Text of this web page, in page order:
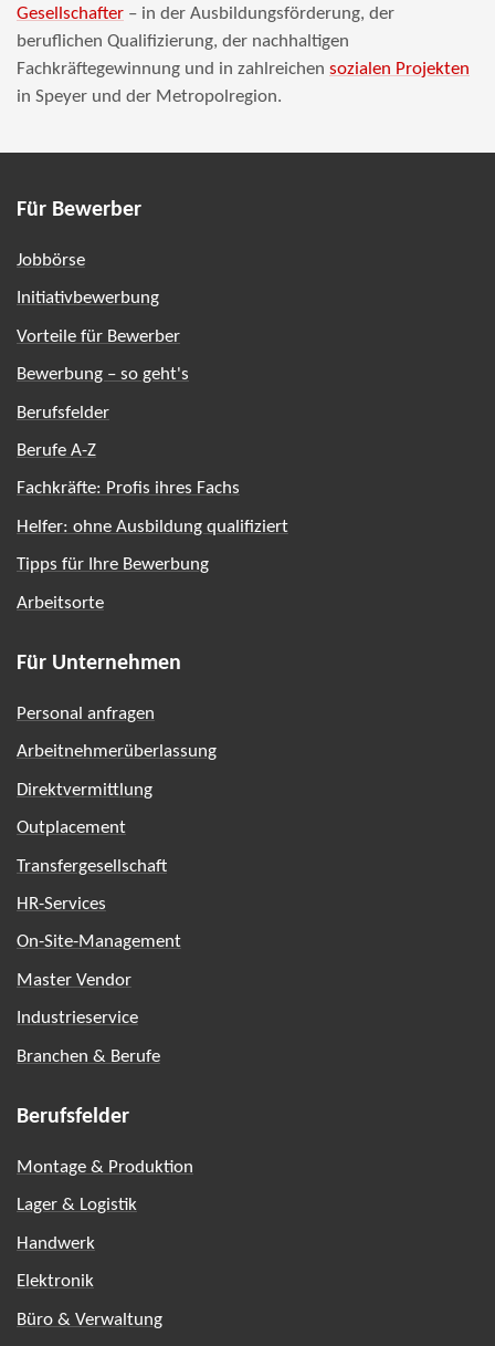
Gesellschafter – in der Ausbildungsförderung, der
beruflichen Qualifizierung, der nachhaltigen
Fachkräftegewinnung und in zahlreichen sozialen Projekten
in Speyer und der Metropolregion.
Für Bewerber
Jobbörse
Initiativbewerbung
Vorteile für Bewerber
Bewerbung – so geht's
Berufsfelder
Berufe A-Z
Fachkräfte: Profis ihres Fachs
Helfer: ohne Ausbildung qualifiziert
Tipps für Ihre Bewerbung
Arbeitsorte
Für Unternehmen
Personal anfragen
Arbeitnehmerüberlassung
Direktvermittlung
Outplacement
Transfergesellschaft
HR-Services
On-Site-Management
Master Vendor
Industrieservice
Branchen & Berufe
Berufsfelder
Montage & Produktion
Lager & Logistik
Handwerk
Elektronik
Büro & Verwaltung